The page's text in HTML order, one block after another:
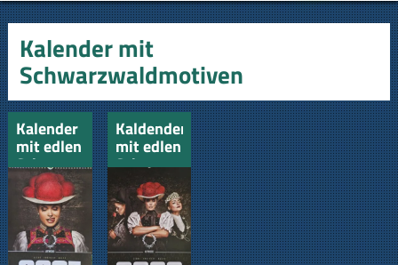
Kalender mit
Schwarzwaldmotiven
Kalender
mit edlen
Schwarzwaldmotiven
2027
Kaldender
mit edlen
Schwarzwaldmotiven
2026